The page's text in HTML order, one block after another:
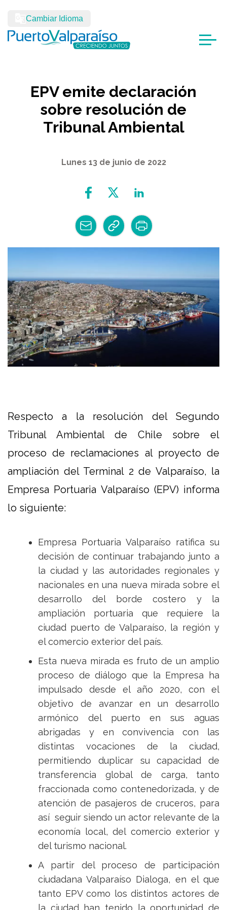
Cambiar Idioma
EPV emite declaración
sobre resolución de
Tribunal Ambiental
Lunes 13 de junio de 2022
Respecto a la resolución del Segundo
Tribunal Ambiental de Chile sobre el
proceso de reclamaciones al proyecto de
ampliación del Terminal 2 de Valparaíso, la
Empresa Portuaria Valparaíso (EPV) informa
lo siguiente:
Empresa Portuaria Valparaíso ratifica su
decisión de continuar trabajando junto a
la ciudad y las autoridades regionales y
nacionales en una nueva mirada sobre el
desarrollo del borde costero y la
ampliación portuaria que requiere la
ciudad puerto de Valparaíso, la región y
el comercio exterior del país.
Esta nueva mirada es fruto de un amplio
proceso de diálogo que la Empresa ha
impulsado desde el año 2020, con el
objetivo de avanzar en un desarrollo
armónico del puerto en sus aguas
abrigadas y en convivencia con las
distintas vocaciones de la ciudad,
permitiendo duplicar su capacidad de
transferencia global de carga, tanto
fraccionada como contenedorizada, y de
atención de pasajeros de cruceros, para
así seguir siendo un actor relevante de la
economía local, del comercio exterior y
del turismo nacional.
A partir del proceso de participación
ciudadana Valparaíso Dialoga, en el que
tanto EPV como los distintos actores de
la ciudad han tenido la oportunidad de